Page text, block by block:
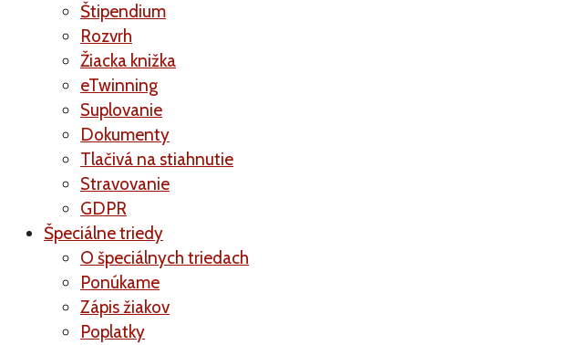
Štipendium
Rozvrh
Žiacka knižka
eTwinning
Suplovanie
Dokumenty
Tlačivá na stiahnutie
Stravovanie
GDPR
Špeciálne triedy
O špeciálnych triedach
Ponúkame
Zápis žiakov
Poplatky